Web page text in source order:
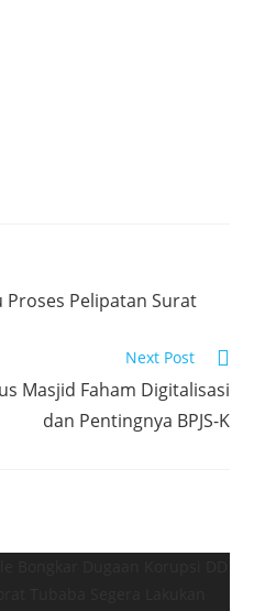
Proses Pelipatan Surat
Next Post
Masjid Faham Digitalisasi
dan Pentingnya BPJS-K